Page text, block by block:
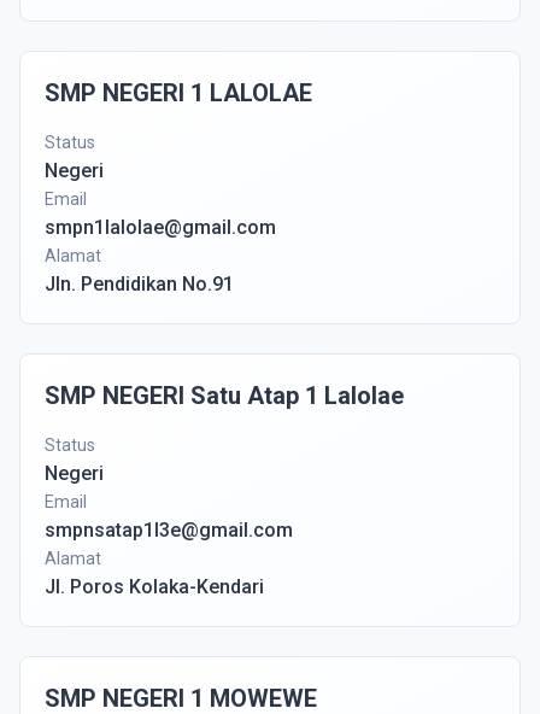
SMP NEGERI 1 LALOLAE
Status
Negeri
Email
smpn1lalolae@gmail.com
Alamat
Jln. Pendidikan No.91
SMP NEGERI Satu Atap 1 Lalolae
Status
Negeri
Email
smpnsatap1l3e@gmail.com
Alamat
Jl. Poros Kolaka-Kendari
SMP NEGERI 1 MOWEWE